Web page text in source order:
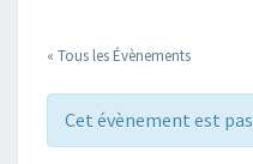
« Tous les Évènements
Cet évènement est